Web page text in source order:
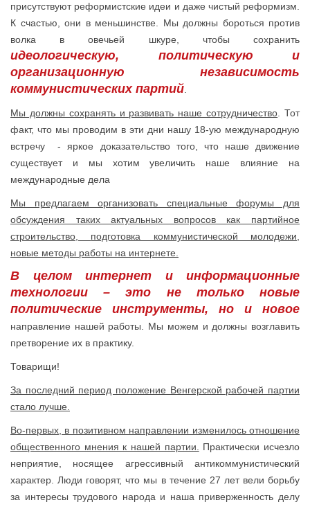
присутствуют реформистские идеи и даже чистый реформизм.
К счастью, они в меньшинстве. Мы должны бороться против
волка в овечьей шкуре, чтобы сохранить
идеологическую, политическую и
организационную независимость
коммунистических партий
Мы должны сохранять и развивать наше сотрудничество . Тот
факт, что мы проводим в эти дни нашу 18-ую международную
встречу - яркое доказательство того, что наше движение
существует и мы хотим увеличить наше влияние на
международные дела
Мы предлагаем организовать специальные форумы для
обсуждения таких актуальных вопросов как партийное
строительство, подготовка коммунистической молодежи,
новые методы работы на интернете.
В целом интернет и информационные
технологии – это не только новые
политические инструменты, но и новое
направление нашей работы. Мы можем и должны возглавить
претворение их в практику.
Товарищи!
За последний период положение Венгерской рабочей партии
стало лучше.
Во-первых, в позитивном направлении изменилось отношение
общественного мнения к нашей партии.
Практически исчезло
неприятие, носящее агрессивный антикоммунистический
характер. Люди говорят, что мы в течение 27 лет вели борьбу
за интересы трудового народа и наша приверженность делу